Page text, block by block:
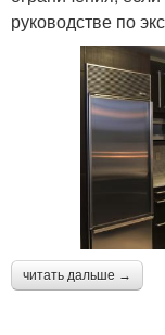
руководстве по
читать дальше →